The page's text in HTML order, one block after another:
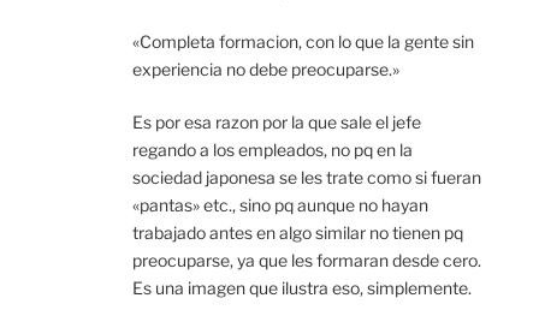
«Completa formacion, con lo que la gente sin
experiencia no debe preocuparse.»
Es por esa razon por la que sale el jefe
regando a los empleados, no pq en la
sociedad japonesa se les trate como si fueran
«pantas» etc., sino pq aunque no hayan
trabajado antes en algo similar no tienen pq
preocuparse, ya que les formaran desde cero.
Es una imagen que ilustra eso, simplemente.